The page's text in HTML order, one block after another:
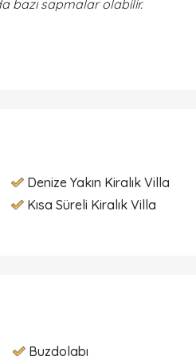
bazı sapmalar olabilir.
Denize Yakın Kiralık Villa
Kısa Süreli Kiralık Villa
Buzdolabı